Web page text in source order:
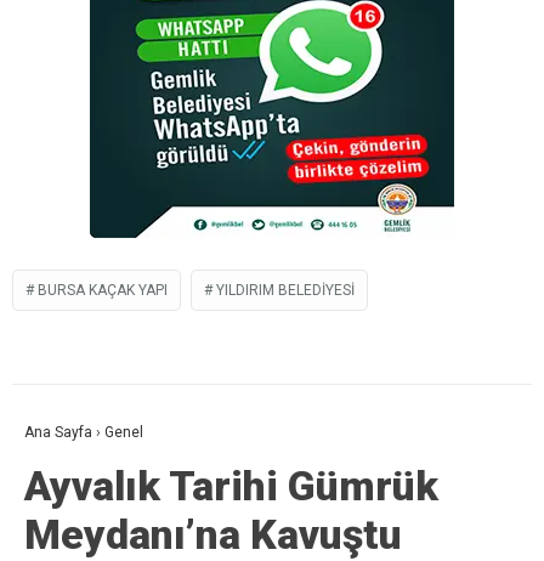
BURSA KAÇAK YAPI YILDIRIM BELEDIYESI
Ana Sayfa › Genel
Ayvalık Tarihi Gümrük
Meydanı’na Kavuştu